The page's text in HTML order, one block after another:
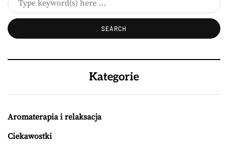
Kategorie
Aromaterapia i relaksacja
Ciekawostki